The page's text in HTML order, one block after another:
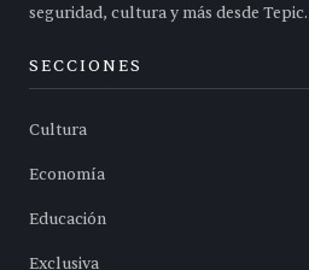
seguridad, cultura y más desde Tepic.
SECCIONES
Cultura
Economía
Educación
Exclusiva